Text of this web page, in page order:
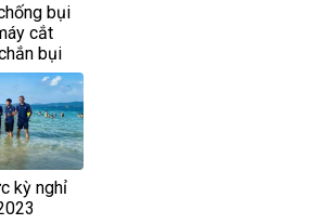
bụi
cắt
bụi
kỳ nghỉ